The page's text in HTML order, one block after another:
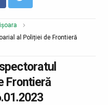
al Poliției de Frontieră
Frontieră